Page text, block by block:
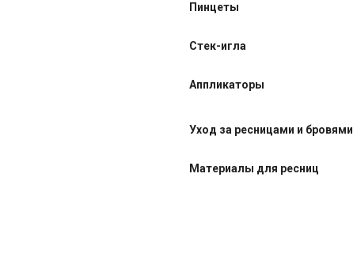
Пинцеты
Стек-игла
Аппликаторы
Уход за ресницами и бровями
Материалы для ресниц